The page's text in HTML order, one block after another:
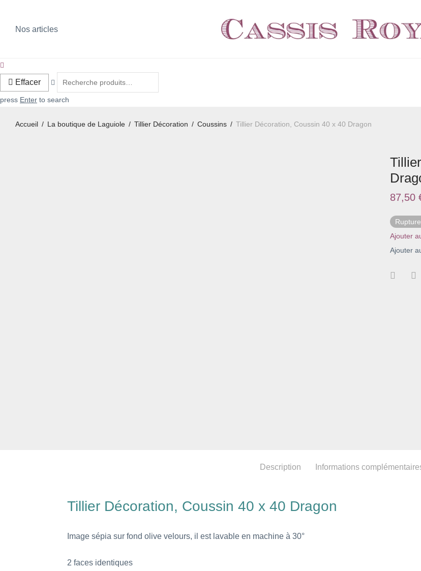
Nos articles
Effacer
press Enter to search
Accueil / La boutique de Laguiole / Tillier Décoration / Coussins / Tillier Décoration, Coussin 40 x 40 Dragon
87,50
Ajouter
Ajouter
Description Informations
Tillier Décoration, Coussin 40 x 40 Dragon
Image sépia sur fond olive velours, il est lavable en machine à 30°
2 faces identiques